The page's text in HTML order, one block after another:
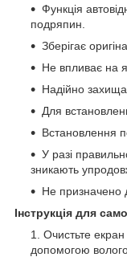
Функція
подряпин.
Зберігає
Не впливає на
Надійно
Для
Встановлення
У разі
зникають
Не призначено
Інструкція для
Очистьте екран
допомогою